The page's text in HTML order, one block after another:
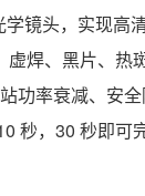
镜头，实现高
焊、黑片、热
功率衰减、安
秒，30 秒即可